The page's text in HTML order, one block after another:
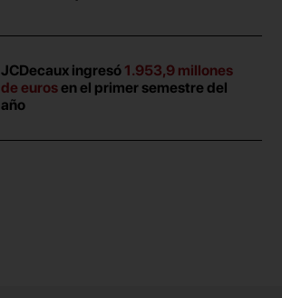
JCDecaux ingresó 1.953,9 millones
de eurosen el primer semestre del
año